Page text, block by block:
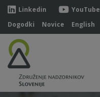
Linkedin
YouTube
Dogodki
Novice English